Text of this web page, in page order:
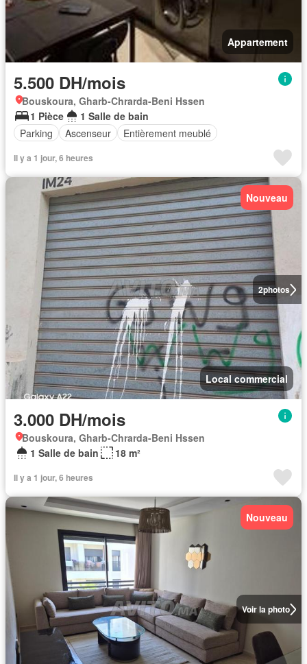
Appartement
5.500 DH/mois
Bouskoura, Gharb-Chrarda-Beni Hssen
1 Pièce
1 Salle de bain
Parking
Ascenseur Entièrement meublé
Il y a 1 jour, 6 heures
2photos
Nouveau
Local commercial
3.000 DH/mois
Bouskoura, Gharb-Chrarda-Beni Hssen
1 Salle de bain
18 m²
Il y a 1 jour, 6 heures
Voir la photo
Nouveau